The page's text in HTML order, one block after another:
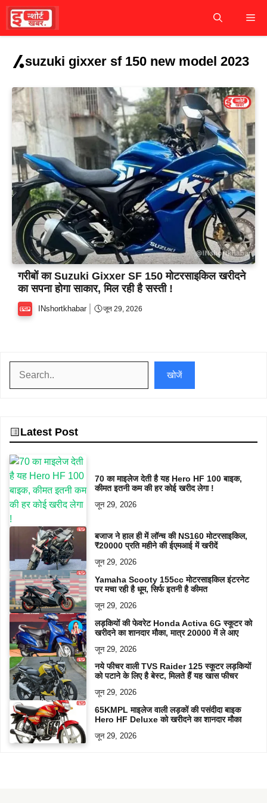
Skip
content
suzuki gixxer sf 150 new model 2023
गरीबों का Suzuki Gixxer SF 150 मोटरसाइकिल खरीदने
का सपना होगा साकार, मिल रही है सस्ती !
INshortkhabar जून 29, 2026
खोजें
Latest Post
70 का माइलेज देती है यह Hero HF 100 बाइक,
कीमत इतनी कम की हर कोई खरीद लेगा !
जून 29, 2026
बजाज ने हाल ही में लॉन्च की NS160 मोटरसाइकिल,
₹20000 प्रति महीने की ईएमआई में खरीदें
जून 29, 2026
Yamaha Scooty 155cc मोटरसाइकिल इंटरनेट
पर मचा रही है धूम, सिर्फ इतनी है कीमत
जून 29, 2026
लड़कियों की फेवरेट Honda Activa 6G स्कूटर को
खरीदने का शानदार मौका, मात्र 20000 में ले आए
जून 29, 2026
नये फीचर वाली TVS Raider 125 स्कूटर लड़कियों
को पटाने के लिए है बेस्ट, मिलते हैं यह खास फीचर
जून 29, 2026
65KMPL माइलेज वाली लड़कों की पसंदीदा बाइक
Hero HF Deluxe को खरीदने का शानदार मौका
जून 29, 2026